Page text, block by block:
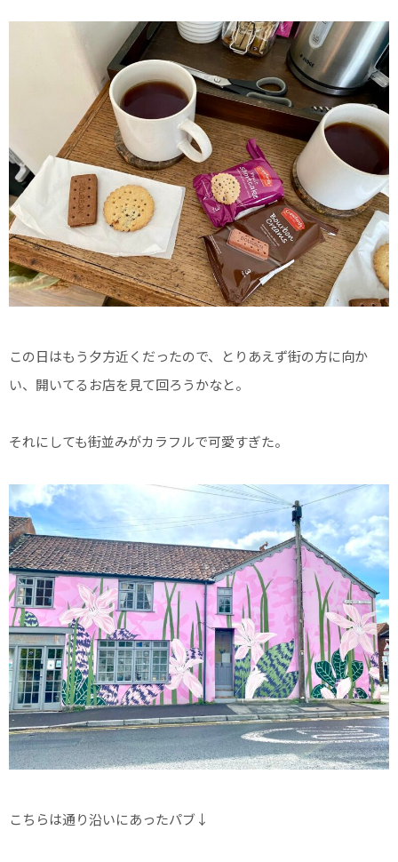
この日はもう夕方近くだったので、とりあえず街の方に向か
い、開いてるお店を見て回ろうかなと。
それにしても街並みがカラフルで可愛すぎた。
こちらは通り沿いにあったパブ↓